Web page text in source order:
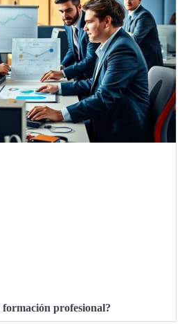
profesional?